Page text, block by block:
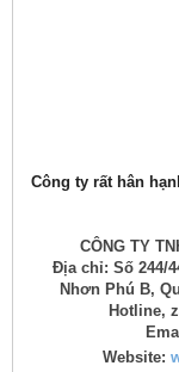
Công ty rất hân
CÔNG TY
Địa chỉ: Số 244/
Nhơn Phú B,
Hotline,
Website: